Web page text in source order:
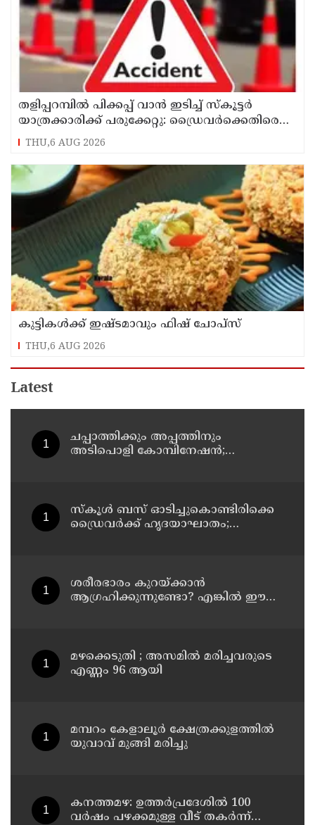
തളിപ്പറമ്പിൽ പിക്കപ്പ് വാൻ ഇടിച്ച് സ്‌കൂട്ടർ
യാത്രക്കാരിക്ക് പരുക്കേറ്റു: ഡ്രൈവർക്കെതിരെ
കേസെടുത്തു
THU,6 AUG 2026
കുട്ടികൾക്ക് ഇഷ്ടമാവും ഫിഷ് ചോപ്സ്
THU,6 AUG 2026
Latest
ചപ്പാത്തിക്കും അപ്പത്തിനും
അടിപൊളി കോമ്പിനേഷൻ;
സ്കൂൾ ബസ് ഓടിച്ചുകൊണ്ടിരിക്കെ
ഡ്രൈവർക്ക് ഹൃദയാഘാതം;
ശരീരഭാരം കുറയ്ക്കാൻ
ആഗ്രഹിക്കുന്നുണ്ടോ? എങ്കിൽ ഈ
മഴക്കെടുതി ; അസമില്‍ മരിച്ചവരുടെ
എണ്ണം 96 ആയി
മമ്പറം കേളാലൂർ ക്ഷേത്രക്കുളത്തിൽ
യുവാവ് മുങ്ങി മരിച്ചു
കനത്തമഴ: ഉത്തര്‍പ്രദേശില്‍ 100
വര്‍ഷം പഴക്കമുള്ള വീട് തകര്‍ന്ന്